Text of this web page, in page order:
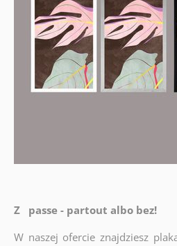
Z passe - partout albo bez!
W naszej ofercie znajdziesz